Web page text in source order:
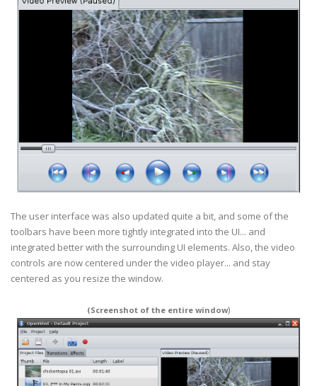
The user interface was also updated quite a bit, and some of the
toolbars have been more tightly integrated into the UI... and
integrated better with the surrounding UI elements. Also, the video
controls are now centered under the video player... and stay
centered as you resize the window.
(Screenshot of the entire window)